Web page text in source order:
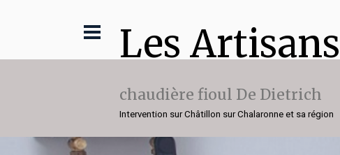
Les Artisans
chaudière fioul De Dietrich
Intervention sur Châtillon sur Chalaronne et sa région